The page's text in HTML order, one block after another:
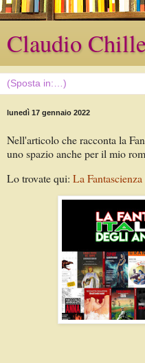
Claudio
lunedì 17 gennaio 2022
Nell'articolo che racconta la
uno spazio anche per il mio
Lo trovate qui: La